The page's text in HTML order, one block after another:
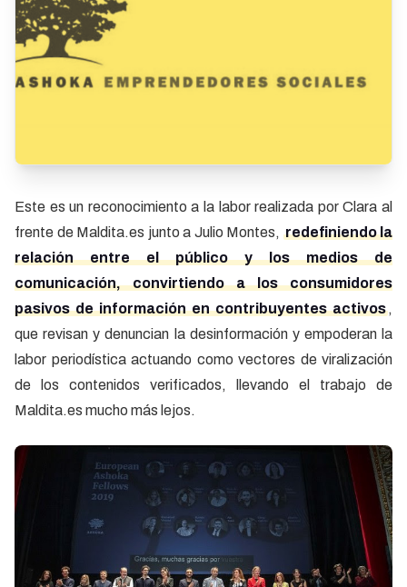
Este es un reconocimiento a la labor realizada por Clara al
frente de Maldita.es junto a Julio Montes, redefiniendo la
relación entre el público y los medios de
comunicación, convirtiendo a los consumidores
pasivos de información en contribuyentes activos ,
que revisan y denuncian la desinformación y empoderan la
labor periodística actuando como vectores de viralización
de los contenidos verificados, llevando el trabajo de
Maldita.es mucho más lejos.